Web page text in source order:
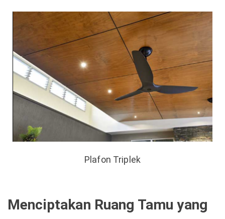
Plafon Triplek
Menciptakan Ruang Tamu yang